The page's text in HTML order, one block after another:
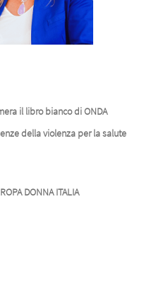
il libro bianco di ONDA
della violenza per la salute
DONNA ITALIA